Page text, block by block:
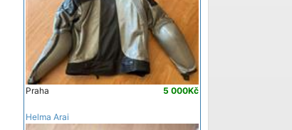
5 000Kč
Praha
Helma Arai